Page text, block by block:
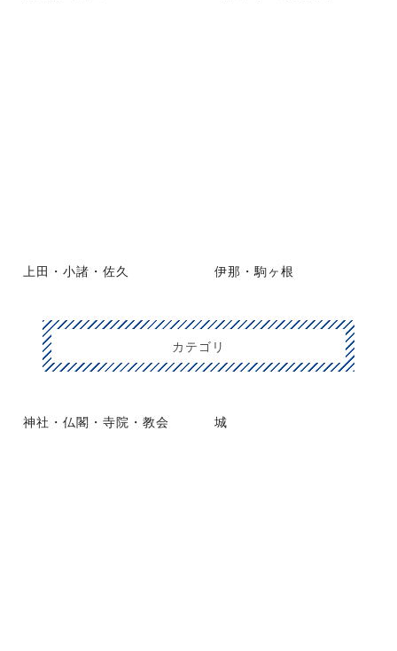
上田・小諸・佐久 伊那・駒ヶ根
カテゴリ
神社・仏閣・寺院・教会 城